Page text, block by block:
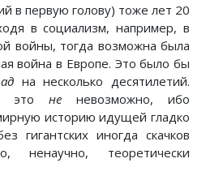
в первую голову) тоже лет 20
в социализм, например, в
войны, тогда возможна была
война в Европе. Это было бы
на несколько десятилетий.
это не невозможно, ибо
историю идущей гладко
гигантских иногда скачков
ненаучно, теоретически